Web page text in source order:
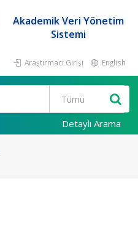
Akademik Veri Yönetim
Sistemi
Araştırmacı Girişi English
Detaylı Arama